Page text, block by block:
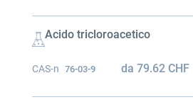
Acido tricloroacetico
CAS-n 76-03-9 da79.62CHF